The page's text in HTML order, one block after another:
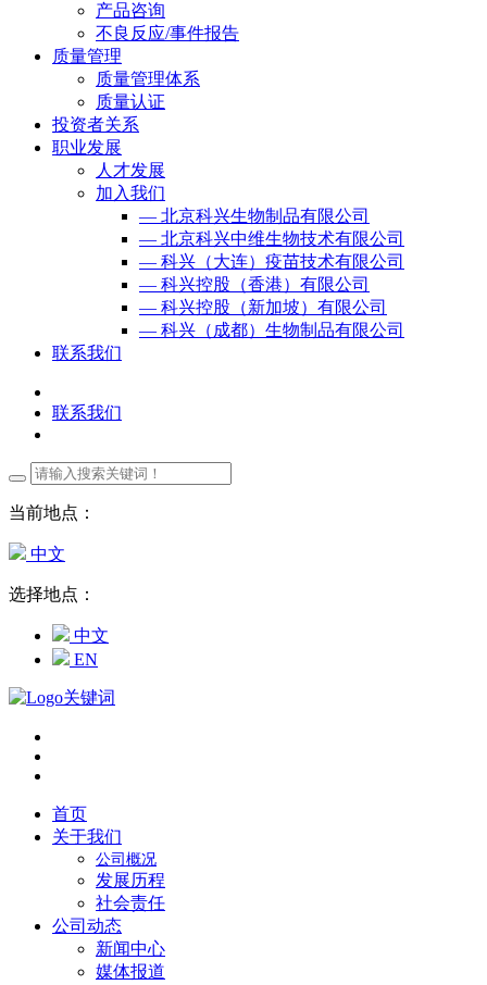
产品咨询
不良反应/事件报告
质量管理
质量管理体系
质量认证
投资者关系
职业发展
人才发展
加入我们
— 北京科兴生物制品有限公司
— 北京科兴中维生物技术有限公司
— 科兴（大连）疫苗技术有限公司
— 科兴控股（香港）有限公司
— 科兴控股（新加坡）有限公司
— 科兴（成都）生物制品有限公司
联系我们
联系我们
当前地点：
中文
选择地点：
中文
EN
首页
关于我们
公司概况
发展历程
社会责任
公司动态
新闻中心
媒体报道